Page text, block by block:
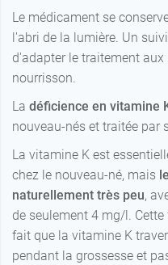
Le médicament se
l'abri de la lumière. Un
d'adapter le traitement
nourrisson.
La déficience en vitamine
nouveau-nés et traitée par
La vitamine K est
chez le nouveau-né, mais
naturellement très peu,
de seulement 4 mg/l.
fait que la vitamine K
pendant la grossesse et